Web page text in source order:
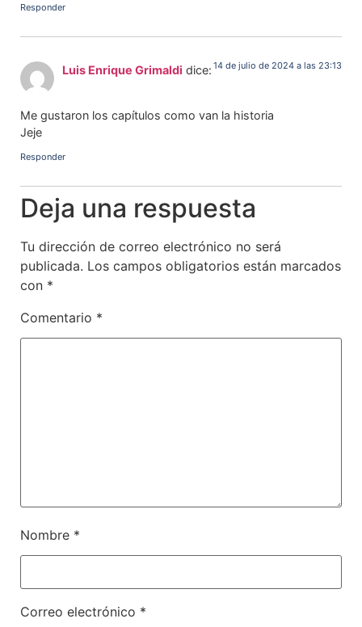
Responder
Luis Enrique Grimaldi dice: 14 de julio de 2024 a las 23:13
Me gustaron los capítulos como van la historia
Jeje
Responder
Deja una respuesta
Tu dirección de correo electrónico no será
publicada. Los campos obligatorios están marcados
con *
Comentario *
Nombre *
Correo electrónico *